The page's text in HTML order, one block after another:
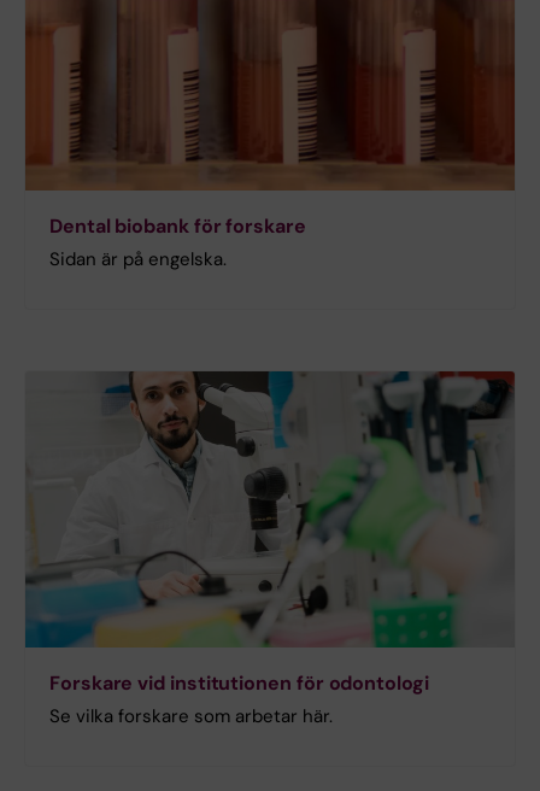
Dental biobank för forskare
Sidan är på engelska.
Forskare vid institutionen för odontologi
Se vilka forskare som arbetar här.